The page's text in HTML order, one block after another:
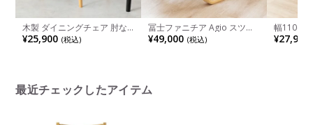
木製 ダイニングチェア 肘な
し シンプルスタンダード27
天然木 PVC 合皮 椅子 軽量 ロ
¥25,900 (税込)
冨士ファニチア Agio スツー
ル 布張り 成形合板 軽量 オッ
トマン 完成品
¥49,000 (税込)
幅110cm
ベンチ ビ
PVC 合皮
¥27,900
最近チェックしたアイテム